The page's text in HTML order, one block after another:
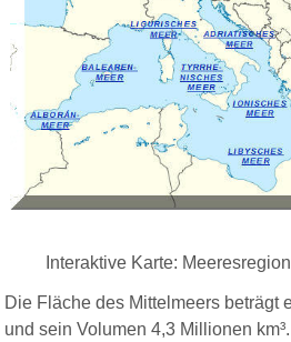
Interaktive Karte:
Die Fläche des Mittelmeers beträgt
und sein Volumen 4,3 Millionen